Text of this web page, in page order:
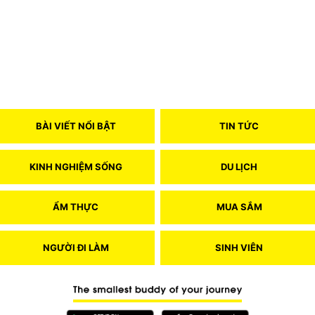
BÀI VIẾT NỔI BẬT TIN TỨC
KINH NGHIỆM SỐNG DU LỊCH
ẨM THỰC MUA SẮM
NGƯỜI ĐI LÀM SINH VIÊN